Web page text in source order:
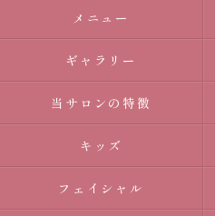
メニュー
ギャラリー
当サロンの特徴
キッズ
フェイシャル